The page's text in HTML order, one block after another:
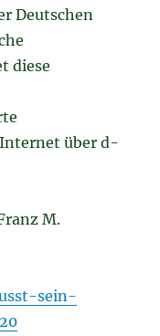
Deutschen
diese
über d-
M.
sein-